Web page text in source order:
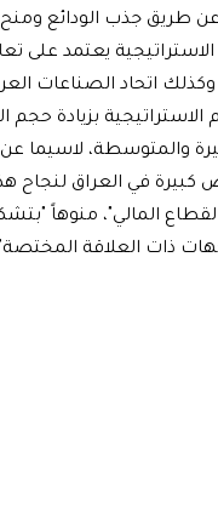
طريق جذب الودائع ومنح
يعتمد على
وكذلك اتحاد الصناعات
والمتوسطة، لاسيما
كبيرة في العراق لنجاح
المالي"، منوهاً
ذات العلاقة